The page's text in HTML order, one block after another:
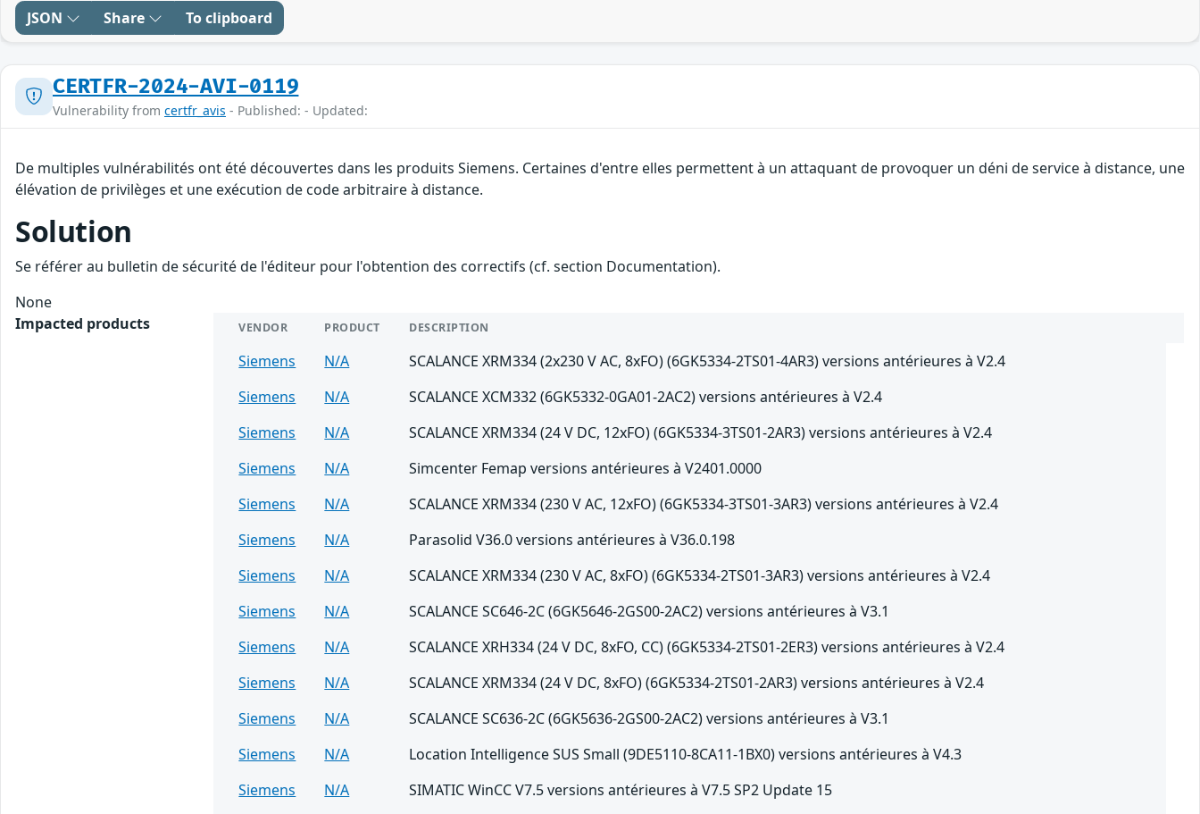
JSON Share To clipboard
CERTFR-2024-AVI-0119
Vulnerability from certfr_avis - Published: - Updated:
De multiples vulnérabilités ont été découvertes dans les produits Siemens. Certaines d'entre elles permettent à un attaquant de provoquer un déni de service à distance, une
élévation de privilèges et une exécution de code arbitraire à distance.
Solution
Se référer au bulletin de sécurité de l'éditeur pour l'obtention des correctifs (cf. section Documentation).
None
Impacted products
VENDOR PRODUCT DESCRIPTION
Siemens N/A
SCALANCE XRM334 (2x230 V AC, 8xFO) (6GK5334-2TS01-4AR3) versions antérieures à V2.4
Siemens
N/A
SCALANCE XCM332 (6GK5332-0GA01-2AC2) versions antérieures à V2.4
Siemens
N/A
SCALANCE XRM334 (24 V DC, 12xFO) (6GK5334-3TS01-2AR3) versions antérieures à V2.4
Siemens
N/A
Simcenter Femap versions antérieures à V2401.0000
Siemens
N/A
SCALANCE XRM334 (230 V AC, 12xFO) (6GK5334-3TS01-3AR3) versions antérieures à V2.4
Siemens
N/A
Parasolid V36.0 versions antérieures à V36.0.198
Siemens
N/A
SCALANCE XRM334 (230 V AC, 8xFO) (6GK5334-2TS01-3AR3) versions antérieures à V2.4
Siemens
N/A
SCALANCE SC646-2C (6GK5646-2GS00-2AC2) versions antérieures à V3.1
Siemens
N/A
SCALANCE XRH334 (24 V DC, 8xFO, CC) (6GK5334-2TS01-2ER3) versions antérieures à V2.4
Siemens
N/A
SCALANCE XRM334 (24 V DC, 8xFO) (6GK5334-2TS01-2AR3) versions antérieures à V2.4
Siemens
N/A
SCALANCE SC636-2C (6GK5636-2GS00-2AC2) versions antérieures à V3.1
Siemens
N/A
Location Intelligence SUS Small (9DE5110-8CA11-1BX0) versions antérieures à V4.3
Siemens
N/A SIMATIC WinCC V7.5 versions antérieures à V7.5 SP2 Update 15